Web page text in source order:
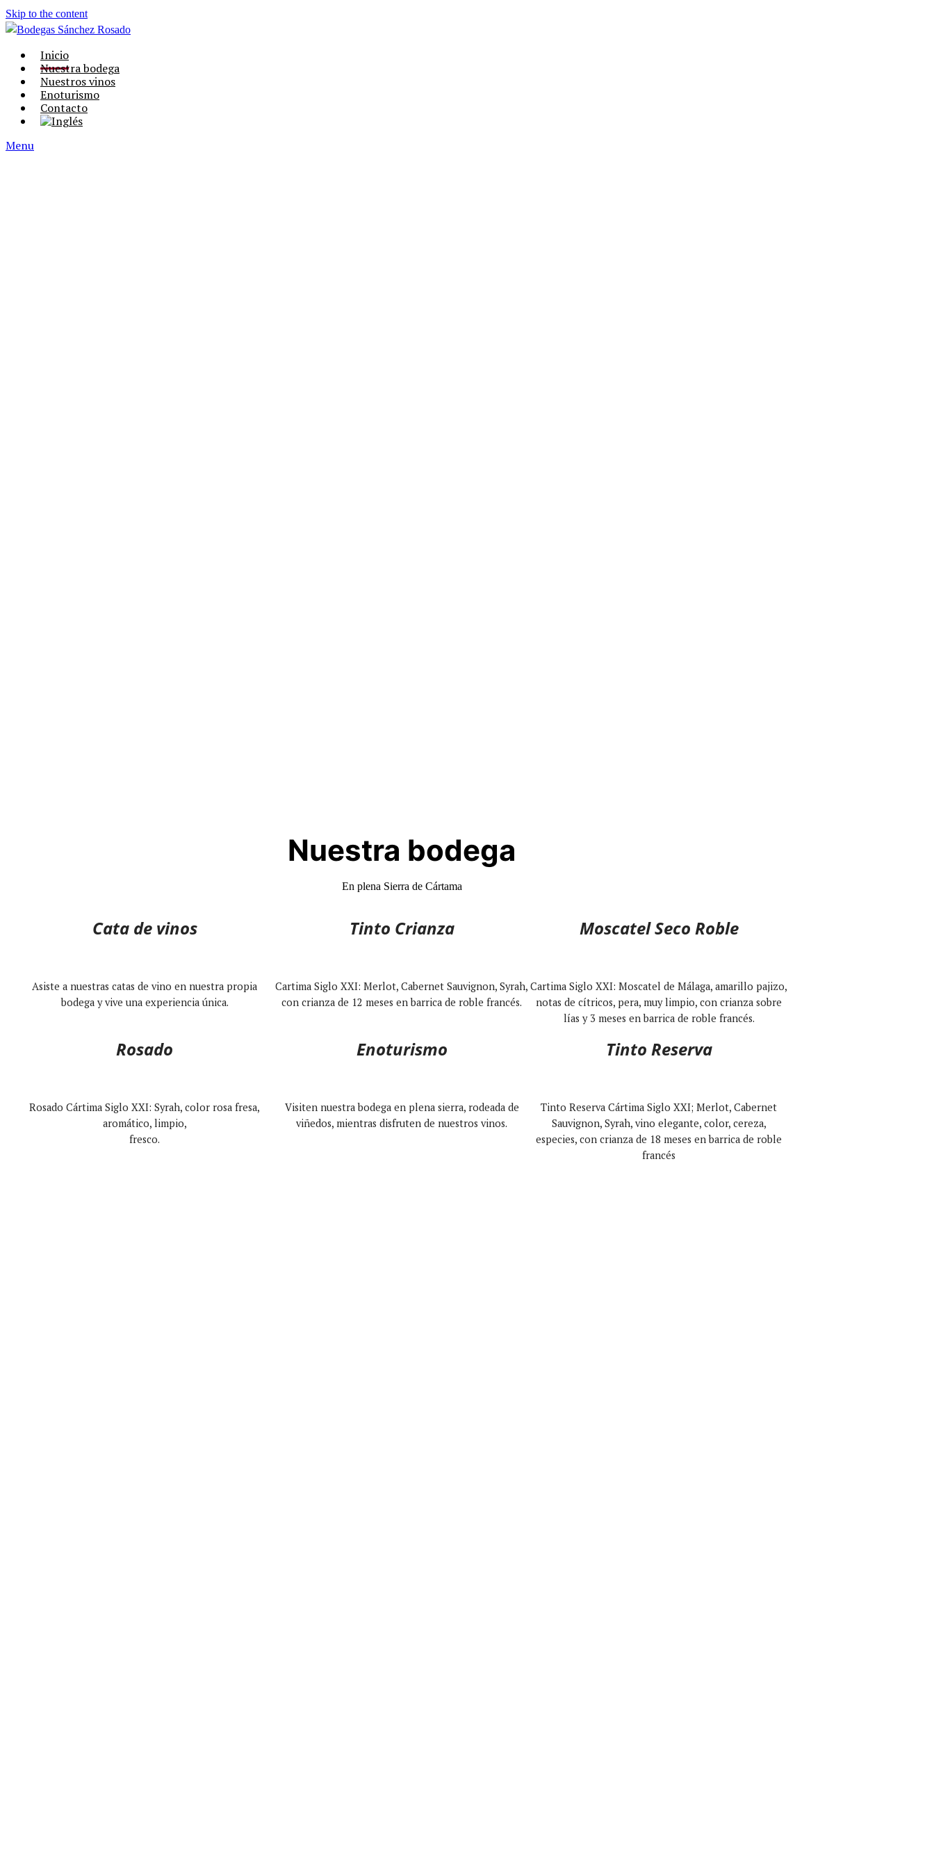
Skip to the content
Inicio
Nuestra bodega
Nuestros vinos
Enoturismo
Contacto
Menu
Nuestra bodega
En plena Sierra de Cártama
Cata de vinos
Asiste a nuestras catas de vino en nuestra propia
bodega y vive una experiencia única.
Tinto Crianza
Cartima Siglo XXI: Merlot, Cabernet Sauvignon, Syrah,
con crianza de 12 meses en barrica de roble francés.
Moscatel Seco Roble
Cartima Siglo XXI: Moscatel de Málaga, amarillo pajizo,
notas de cítricos, pera, muy limpio, con crianza sobre
lías y 3 meses en barrica de roble francés.
Rosado
Rosado Cártima Siglo XXI: Syrah, color rosa fresa,
aromático, limpio,
fresco.
Enoturismo
Visiten nuestra bodega en plena sierra, rodeada de
viñedos, mientras disfruten de nuestros vinos.
Tinto Reserva
Tinto Reserva Cártima Siglo XXI; Merlot, Cabernet
Sauvignon, Syrah, vino elegante, color, cereza,
especies, con crianza de 18 meses en barrica de roble
francés